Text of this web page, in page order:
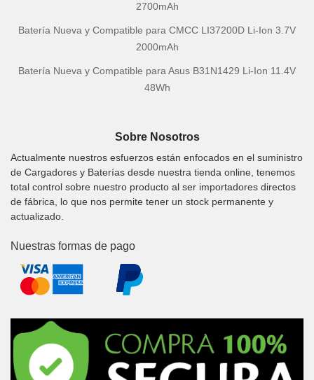
2700mAh
Batería Nueva y Compatible para CMCC LI37200D Li-Ion 3.7V
2000mAh
Batería Nueva y Compatible para Asus B31N1429 Li-Ion 11.4V
48Wh
Sobre Nosotros
Actualmente nuestros esfuerzos están enfocados en el suministro
de Cargadores y Baterías desde nuestra tienda online, tenemos
total control sobre nuestro producto al ser importadores directos
de fábrica, lo que nos permite tener un stock permanente y
actualizado.
Nuestras formas de pago